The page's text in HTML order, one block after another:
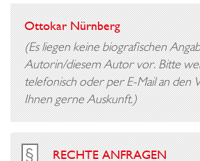
Ottokar Nürnberg
(Es liegen keine biografischen
Autorin/diesem Autor vor. Bitte
telefonisch oder per E-Mail an den
Ihnen gerne Auskunft.)
RECHTE ANFRAGEN